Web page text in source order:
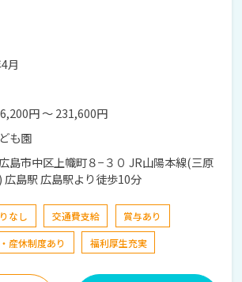
月
円 〜 231,600円
も園
中区上幟町８−３０ JR山陽本線(三原
広島駅 広島駅より徒歩10分
なし 交通費支給
賞与あり
産休制度あり 福利厚生充実